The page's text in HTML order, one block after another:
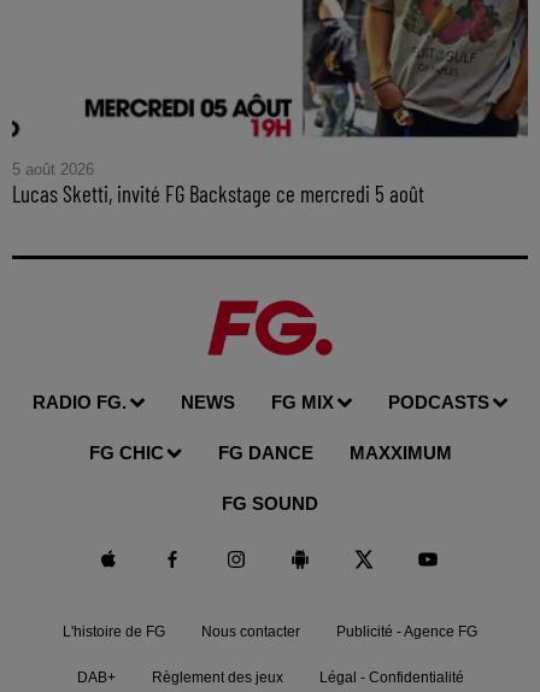
5 août 2026
Lucas Sketti, invité FG Backstage ce mercredi 5 août
RADIO FG. NEWS FG MIX PODCASTS
FG CHIC FG DANCE MAXXIMUM
FG SOUND
L'histoire de FG Nous contacter Publicité - Agence FG
DAB+ Règlement des jeux Légal - Confidentialité